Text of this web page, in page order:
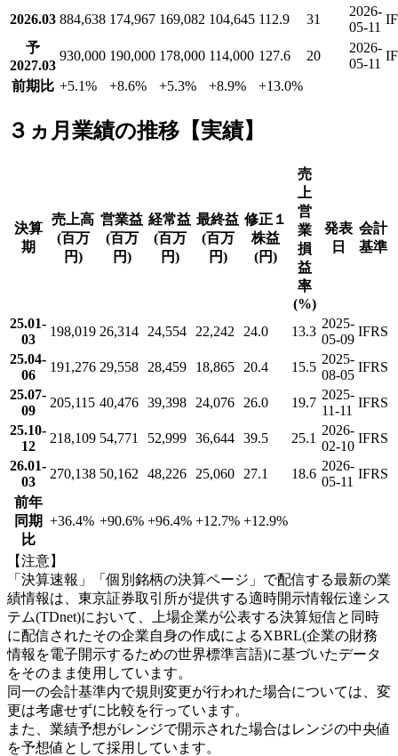
2026.03 884,638 174,967 169,082 104,645 112.9 31
2026-
05-11
予
2027.03
930,000 190,000 178,000 114,000 127.6 20
2026-
05-11
前期比 +5.1% +8.6% +5.3% +8.9% +13.0%
３ヵ月業績の推移【実績】
決算
期
売上高
(百万
円)
営業益
(百万
円)
経常益
(百万
円)
最終益
(百万
円)
修正１
株益
(円)
売
上
営
業
損
益
率
(%)
発表
日
会計
基準
25.01-
03
198,019 26,314 24,554 22,242 24.0 13.3
2025-
05-09
IFRS
25.04-
06
191,276 29,558 28,459 18,865 20.4 15.5
2025-
08-05
IFRS
25.07-
09
205,115 40,476 39,398 24,076 26.0 19.7
2025-
11-11
IFRS
25.10-
12
218,109 54,771 52,999 36,644 39.5 25.1
2026-
02-10
IFRS
26.01-
03
270,138 50,162 48,226 25,060 27.1 18.6
2026-
05-11
IFRS
前年
同期
比
+36.4% +90.6% +96.4% +12.7% +12.9%
【注意】
「決算速報」「個別銘柄の決算ページ」で配信する最新の業
績情報は、東京証券取引所が提供する適時開示情報伝達シス
テム(TDnet)において、上場企業が公表する決算短信と同時
に配信されたその企業自身の作成によるXBRL(企業の財務
情報を電子開示するための世界標準言語)に基づいたデータ
をそのまま使用しています。
同一の会計基準内で規則変更が行われた場合については、変
更は考慮せずに比較を行っています。
また、業績予想がレンジで開示された場合はレンジの中央値
を予想値として採用しています。